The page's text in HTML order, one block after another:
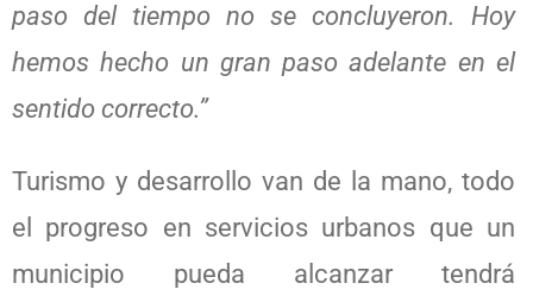
paso del tiempo no se concluyeron. Hoy
hemos hecho un gran paso adelante en el
sentido correcto.”
Turismo y desarrollo van de la mano, todo
el progreso en servicios urbanos que un
municipio pueda alcanzar tendrá